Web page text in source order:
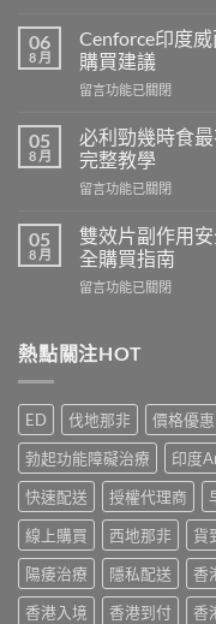
悍
馬
糖
效
真
相：
香
港
家
實
與
購
南〉
中
06
8 月
Cenforce印度
購買建議
在
印
度
威
而
評
價：
香
港
真
用
心
得
與
購
買
建
議〉
中
留言功能已關閉
05
8 月
必利勁幾時食
完整教學
在
利
勁
幾
時
有
香
港
用
家
必
讀
用
法
用
量
完
留言功能已關閉
05
8 月
雙效片副作用
全購買指南
在
片
副
用
安
全
嗎？
香
港
用
家
真
實
服
留言功能已關閉
熱點關注HOT
ED 伐地那非 價格優惠
勃起功能障礙治療
印度
快速配送
授權代理商
線上購買
西地那非 貨
陽痿治療
隱私配送 香
香港入境
香港到付 香